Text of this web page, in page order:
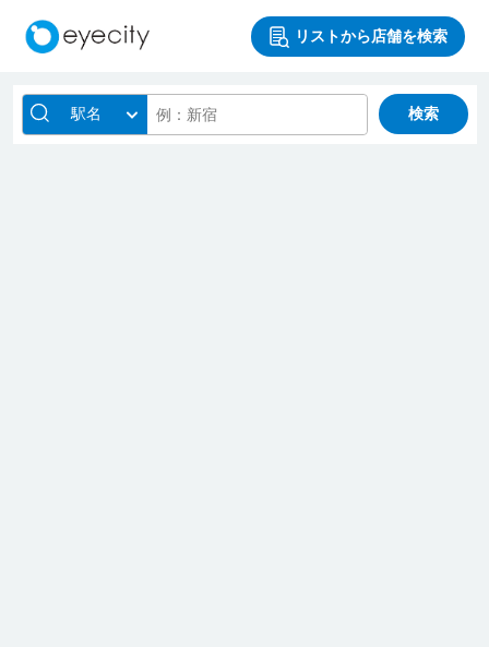
リストから店舗を検索
駅名 検索